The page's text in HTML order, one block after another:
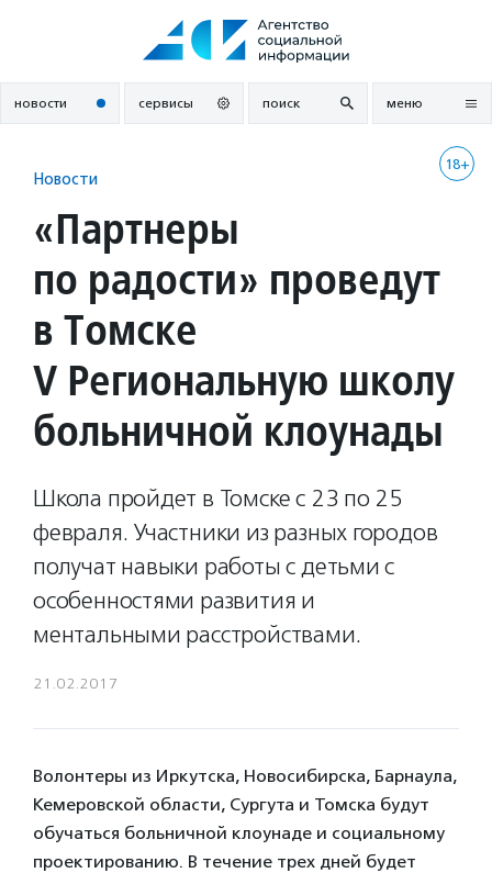
новости сервисы поиск меню
18+
Новости
«Партнеры
по радости» проведут
в Томске
V Региональную школу
больничной клоунады
Школа пройдет в Томске с 23 по 25
февраля. Участники из разных городов
получат навыки работы с детьми с
особенностями развития и
ментальными расстройствами.
21.02.2017
Волонтеры из Иркутска, Новосибирска, Барнаула,
Кемеровской области, Сургута и Томска будут
обучаться больничной клоунаде и социальному
проектированию. В течение трех дней будет